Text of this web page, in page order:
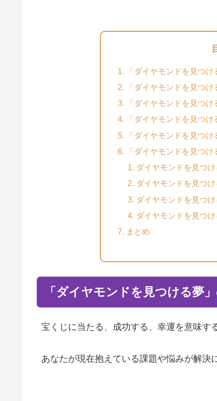
「ダイヤモンドを見つ
「ダイヤモンドを見つ
「ダイヤモンドを見つ
「ダイヤモンドを見つ
「ダイヤモンドを見つ
「ダイヤモンドを見つ
ダイヤモンドを見つ
ダイヤモンドを見つ
ダイヤモンドを見つ
ダイヤモンドを見つ
まとめ
「ダイヤモンドを見つける夢
宝くじに当たる、成功する、幸運を意味す
あなたが現在抱えている課題や悩みが解決